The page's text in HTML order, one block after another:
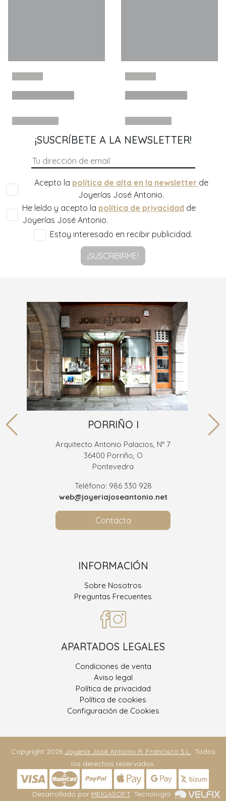
¡SUSCRÍBETE A LA NEWSLETTER!
Acepto la política de alta en la newsletter de
Joyerías José Antonio.
He leído y acepto la política de privacidad de
Joyerías José Antonio.
Estoy interesado en recibir publicidad.
¡SUSCRIBIRME!
PORRIÑO I
Arquitecto Antonio Palacios, Nº 7
36400 Porriño, O
Pontevedra
Teléfono: 986 330 928
web@joyeriajoseantonio.net
Contacta
INFORMACIÓN
Sobre Nosotros
Preguntas Frecuentes
APARTADOS LEGALES
Condiciones de venta
Aviso legal
Política de privacidad
Política de cookies
Configuración de Cookies
Copyright 2026 Joyeria José Antonio R. Francisco S.L.. Todos
los derechos reservados.
Desarrollado por MEIGASOFT . Tecnología